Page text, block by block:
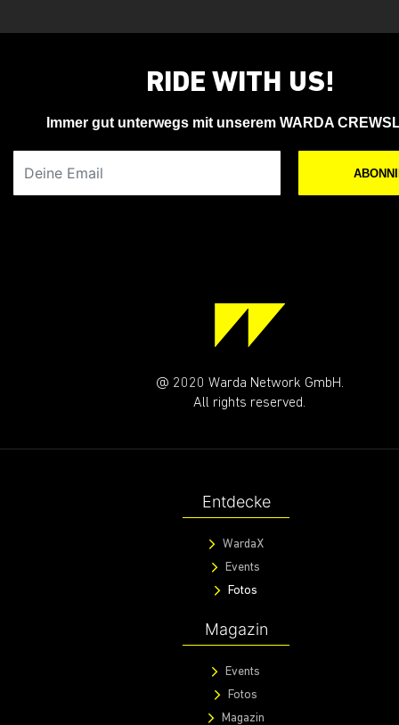
RIDE WITH US!
Immer gut unterwegs mit unserem WARDA
@ 2020 Warda Network GmbH.
All rights reserved.
Entdecke
WardaX
Events
Fotos
Magazin
Events
Fotos
Magazin